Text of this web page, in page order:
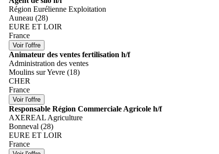
Région Eurélienne Exploitation
Auneau (28)
EURE ET LOIR
France
Animateur des ventes fertilisation h/f
Administration des ventes
Moulins sur Yevre (18)
CHER
France
Responsable Région Commerciale Agricole h/f
AXEREAL Agriculture
Bonneval (28)
EURE ET LOIR
France